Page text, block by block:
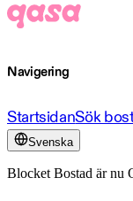
Navigering
StartsidanSök
Svenska
Blocket Bostad är nu